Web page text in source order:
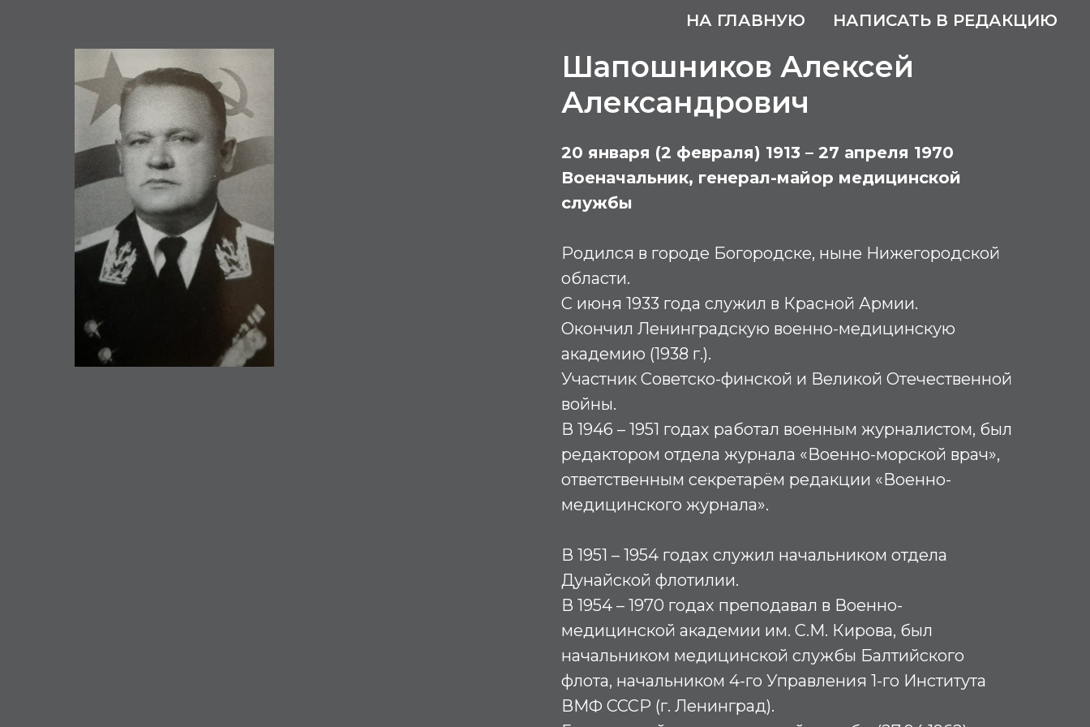
НА ГЛАВНУЮ НАПИСАТЬ В РЕДАКЦИЮ
Шапошников Алексей
Александрович
20 января (2 февраля) 1913 – 27 апреля 1970
Военачальник, генерал-майор медицинской
службы
Родился в городе Богородске, ныне Нижегородской
области.
С июня 1933 года служил в Красной Армии.
Окончил Ленинградскую военно-медицинскую
академию (1938 г.).
Участник Советско-финской и Великой Отечественной
войны.
В 1946 – 1951 годах работал военным журналистом, был
редактором отдела журнала «Военно-морской врач»,
ответственным секретарём редакции «Военно-
медицинского журнала».
В 1951 – 1954 годах служил начальником отдела
Дунайской флотилии.
В 1954 – 1970 годах преподавал в Военно-
медицинской академии им. С.М. Кирова, был
начальником медицинской службы Балтийского
флота, начальником 4-го Управления 1-го Института
ВМФ СССР (г. Ленинград).